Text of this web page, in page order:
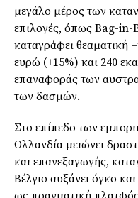
μεγάλο μέρος των
επιλογές, όπως Bag-in-
καταγράφει θεαματική
ευρώ (+15%) και 240
επαναφοράς των
των δασμών.
Στο επίπεδο των
Ολλανδία μειώνει
και επανεξαγωγής,
Βέλγιο αυξάνει όγκο